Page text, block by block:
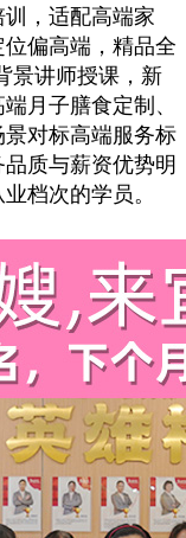
，适配高端家
偏高端，精品全
景讲师授课，新
月子膳食定制、
对标高端服务标
质与薪资优势明
档次的学员。